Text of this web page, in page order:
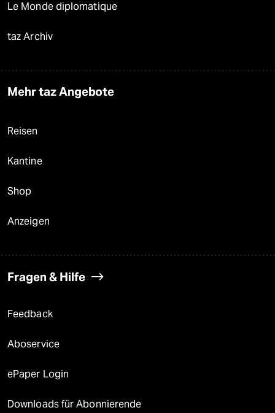
Le Monde diplomatique
taz Archiv
Mehr taz Angebote
Reisen
Kantine
Shop
Anzeigen
Fragen & Hilfe
Feedback
Aboservice
ePaper Login
Downloads für Abonnierende